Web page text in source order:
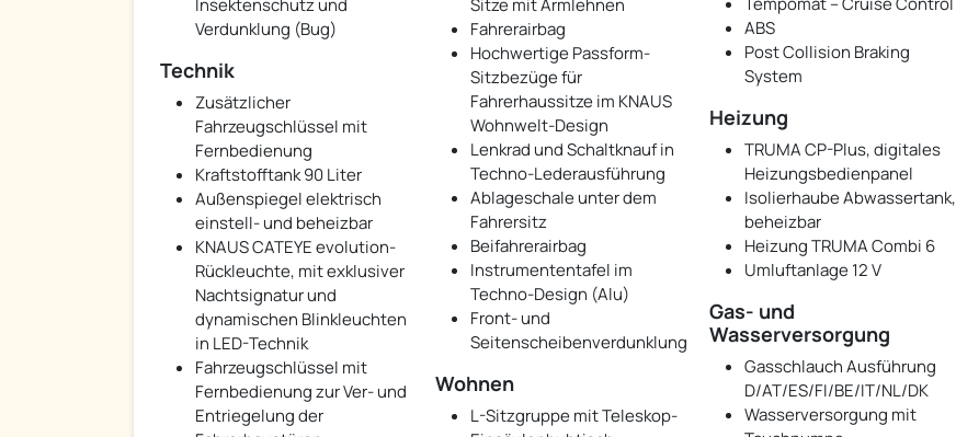
Insektenschutz und
Verdunklung (Bug)
ABS
Post Collision Braking
System
Sitze mit Armlehnen
Fahrerairbag
Hochwertige Passform-
Sitzbezüge für
Fahrerhaussitze im KNAUS
Wohnwelt-Design
Lenkrad und Schaltknauf in
Techno-Lederausführung
Ablageschale unter dem
Fahrersitz
Beifahrerairbag
Instrumententafel im
Techno-Design (Alu)
Front- und
Seitenscheibenverdunklung
Technik
Zusätzlicher
Fahrzeugschlüssel mit
Fernbedienung
Kraftstofftank 90 Liter
Außenspiegel elektrisch
einstell- und beheizbar
KNAUS CATEYE evolution-
Rückleuchte, mit exklusiver
Nachtsignatur und
dynamischen Blinkleuchten
in LED-Technik
Fahrzeugschlüssel mit
Fernbedienung zur Ver- und
Entriegelung der
Heizung
TRUMA CP-Plus, digitales
Heizungsbedienpanel
Isolierhaube Abwassertank,
beheizbar
Heizung TRUMA Combi 6
Umluftanlage 12 V
Gas- und
Wasserversorgung
Gasschlauch Ausführung
D/AT/ES/FI/BE/IT/NL/DK
Wasserversorgung mit
Wohnen
L-Sitzgruppe mit Teleskop-